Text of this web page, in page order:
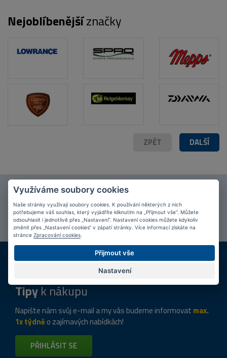
Nejoblíbenějšíznačky
DALŠÍ
ZPĚT
Připojte se k našim fanouškům
PŘIPOJIT SE
KAMENNÉ PRODEJNY
Jsme na trhu více než 10 let
Tipyk nákupu
Napište nám svůj e-mail a my vás budeme informovat max.
1x týdně o zajímavých nabídkách!
PŘIHLÁSIT SE
Využíváme soubory cookies
Naše stránky využívají soubory cookies. K používání některých z nich
potřebujeme váš souhlas, který vyjádříte kliknutím na „Přijmout vše“. Můžete
odsouhlasit i jednotlivě přes „Nastavení“. Nastavení cookies můžete kdykoliv
změnit přes „Nastavení cookies“ v zápatí stránky. Více informací získáte na
stránce Zpracování cookies
Přijmout vše
Nastavení